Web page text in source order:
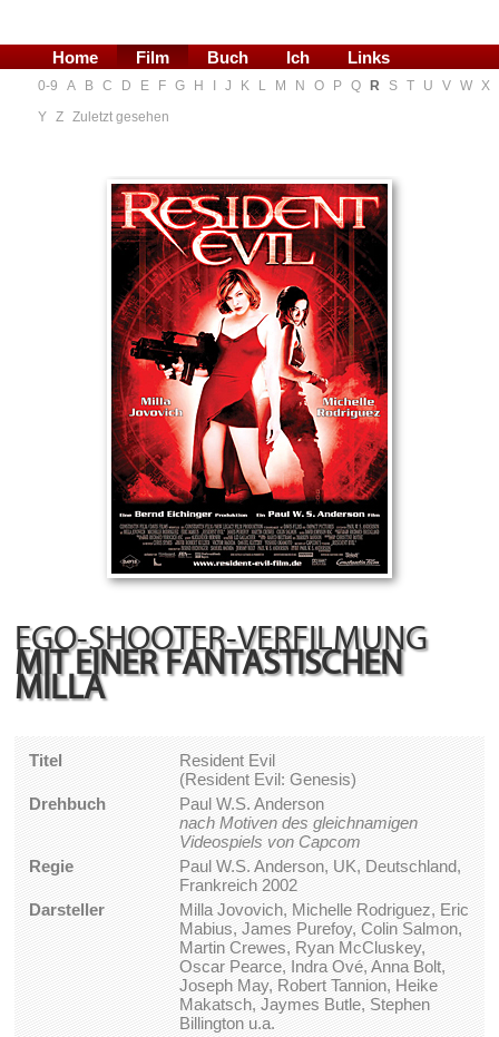
Home Film Buch Ich Links
0-9 A B C D E F G H J K L M N O P Q R S T U V W X
Y Z Zuletzt gesehen
EGO-SHOOTER-VERFILMUNG
MIT EINER FANTASTISCHEN
MILLA
Titel
Resident Evil
(Resident Evil: Genesis)
Drehbuch
Paul W.S. Anderson
nach Motiven des gleichnamigen
Videospiels von Capcom
Regie
Paul W.S. Anderson, UK, Deutschland,
Frankreich 2002
Darsteller
Milla Jovovich, Michelle Rodriguez, Eric
Mabius, James Purefoy, Colin Salmon,
Martin Crewes, Ryan McCluskey,
Oscar Pearce, Indra Ové, Anna Bolt,
Joseph May, Robert Tannion, Heike
Makatsch, Jaymes Butle, Stephen
Billington u.a.